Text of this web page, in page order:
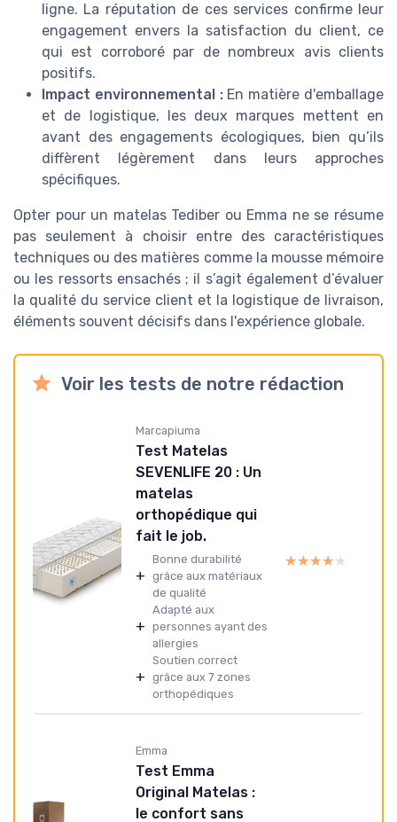
ligne. La réputation de ces services confirme leur
engagement envers la satisfaction du client, ce
qui est corroboré par de nombreux avis clients
positifs.
Impact environnemental :En matière d'emballage
et de logistique, les deux marques mettent en
avant des engagements écologiques, bien qu’ils
diffèrent légèrement dans leurs approches
spécifiques.
Opter pour un matelas Tediber ou Emma ne se résume
pas seulement à choisir entre des caractéristiques
techniques ou des matières comme la mousse mémoire
ou les ressorts ensachés ; il s’agit également d’évaluer
la qualité du service client et la logistique de livraison,
éléments souvent décisifs dans l'expérience globale.
Voir les tests de notre rédaction
Marcapiuma
Test Matelas
SEVENLIFE 20 : Un
matelas
orthopédique qui
fait le job.
+
Bonne durabilité
grâce aux matériaux
de qualité
+
Adapté aux
personnes ayant des
allergies
+
Soutien correct
grâce aux 7 zones
orthopédiques
★★★★★
★★★★★
Emma
Test Emma
Original Matelas :
le confort sans